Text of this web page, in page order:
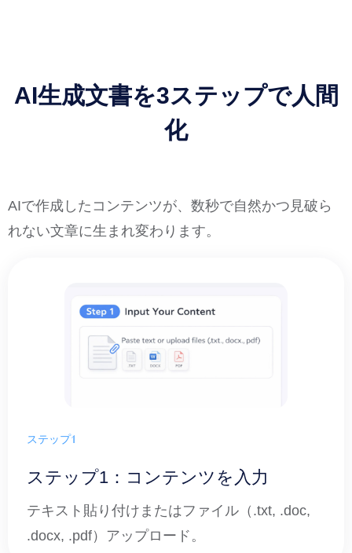
AI生成文書を3ステップで人間
化
AIで作成したコンテンツが、数秒で自然かつ見破ら
れない文章に生まれ変わります。
ステップ1
ステップ1：コンテンツを入力
テキスト貼り付けまたはファイル（.txt, .doc,
.docx, .pdf）アップロード。